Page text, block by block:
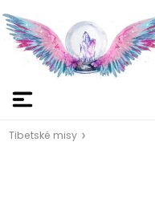
Tibetské misy